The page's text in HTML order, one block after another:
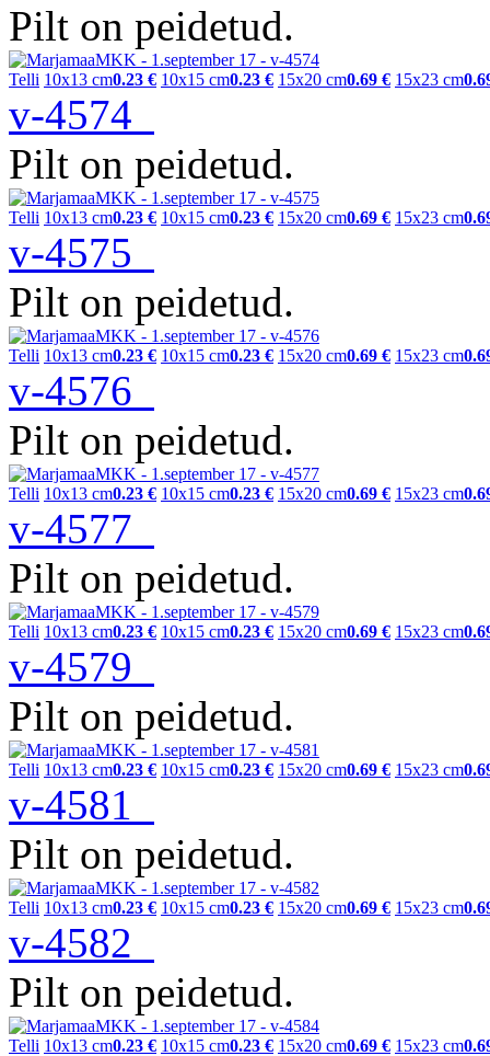
Pilt on peidetud.
Telli 10x13 cm0.23 € 10x15 cm0.23 € 15x20 cm0.69 € 15x23 cm
v-4574
Pilt on peidetud.
Telli 10x13 cm0.23 € 10x15 cm0.23 € 15x20 cm0.69 € 15x23 cm
v-4575
Pilt on peidetud.
Telli 10x13 cm0.23 € 10x15 cm0.23 € 15x20 cm0.69 € 15x23 cm
v-4576
Pilt on peidetud.
Telli 10x13 cm0.23 € 10x15 cm0.23 € 15x20 cm0.69 € 15x23 cm
v-4577
Pilt on peidetud.
Telli 10x13 cm0.23 € 10x15 cm0.23 € 15x20 cm0.69 € 15x23 cm
v-4579
Pilt on peidetud.
Telli 10x13 cm0.23 € 10x15 cm0.23 € 15x20 cm0.69 € 15x23 cm
v-4581
Pilt on peidetud.
Telli 10x13 cm0.23 € 10x15 cm0.23 € 15x20 cm0.69 € 15x23 cm
v-4582
Pilt on peidetud.
Telli 10x13 cm0.23 € 10x15 cm0.23 € 15x20 cm0.69 € 15x23 cm